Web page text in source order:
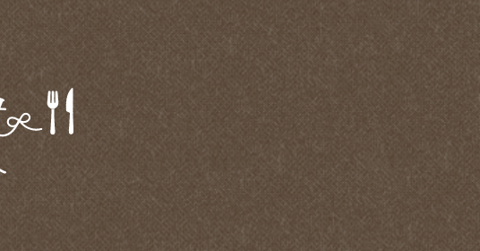
4月(2)
3月(3)
2月(3)
2月(5)
1月(12)
7月(8)
6月(11)
5月(8)
4月(8)
3月(5)
2月(9)